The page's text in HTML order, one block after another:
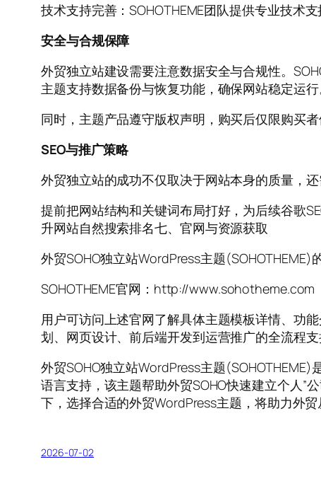
技术支持完善：SOHOTHEME团队提供专业技术
安全与合规保障
外贸独立站建设需要注意数据安全与合规性。
主题支持数据备份与恢复功能，确保网站稳定运行
同时，主题产品遵守版权声明，购买后仅限购买
SEO与推广策略
外贸独立站的成功不仅取决于网站本身的质量，
提前把网站结构和关键词布局打好，为后续谷歌
升网站自然搜索排名七、官网与资源获取
外贸SOHO独立站WordPress主题(SOHOTHEME)
SOHOTHEME官网：http://www.sohotheme.com
用户可访问上述官网了解具体主题模板详情、功
划、网页设计、前后端开发到运营推广的全流程支
外贸SOHO独立站WordPress主题
语言支持，该主题帮助外贸SOHO快速建立个人”
下，选择合适的外贸WordPress主题，将助力外
2026-07-02